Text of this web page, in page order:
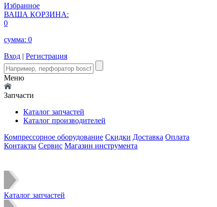
Избранное
ВАША КОРЗИНА:
0
сумма: 0
Вход | Регистрация
Меню
Запчасти
Каталог запчастей
Каталог производителей
Компрессорное оборудование Скидки Доставка Оплата
Контакты Сервис Магазин инструмента
Каталог запчастей